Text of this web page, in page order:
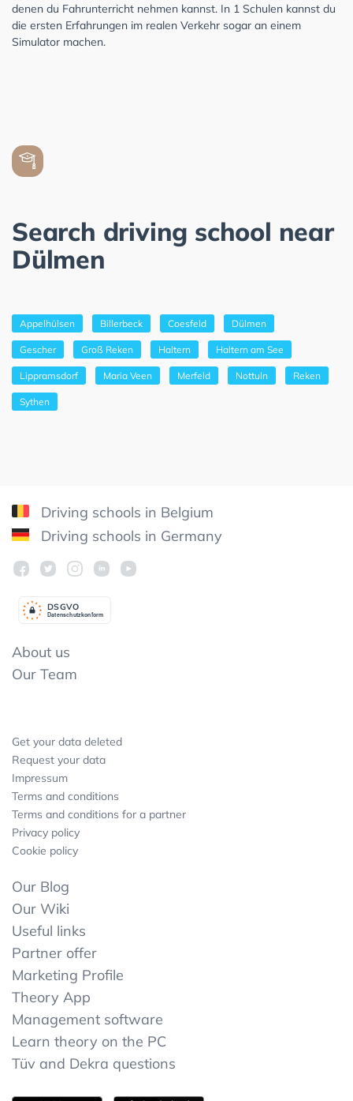
denen du Fahrunterricht nehmen kannst. In 1 Schulen kannst du
die ersten Erfahrungen im realen Verkehr sogar an einem
Simulator machen.
Search driving school near
Dülmen
Appelhülsen Billerbeck Coesfeld Dülmen
Gescher Groß Reken Haltern Haltern am See
Lippramsdorf Maria Veen Merfeld Nottuln Reken
Sythen
Driving schools in Belgium
Driving schools in Germany
Datenschutzkonform
DSGVO
About us
Our Team
Get your data deleted
Request your data
Impressum
Terms and conditions
Terms and conditions for a partner
Privacy policy
Cookie policy
Our Blog
Our Wiki
Useful links
Partner offer
Marketing Profile
Theory App
Management software
Learn theory on the PC
Tüv and Dekra questions